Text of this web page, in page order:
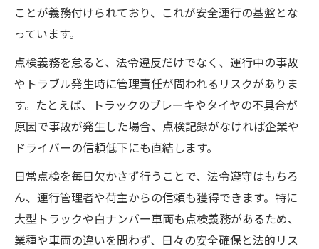
ことが義務付けられており、これが安全運行の基盤とな
っています。
点検義務を怠ると、法令違反だけでなく、運行中の事故
やトラブル発生時に管理責任が問われるリスクがありま
す。たとえば、トラックのブレーキやタイヤの不具合が
原因で事故が発生した場合、点検記録がなければ企業や
ドライバーの信頼低下にも直結します。
日常点検を毎日欠かさず行うことで、法令遵守はもちろ
ん、運行管理者や荷主からの信頼も獲得できます。特に
大型トラックや白ナンバー車両も点検義務があるため、
業種や車両の違いを問わず、日々の安全確保と法的リス